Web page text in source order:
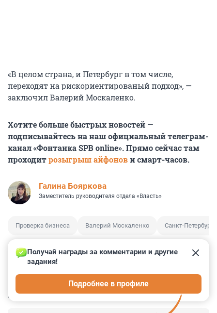
«В целом страна, и Петербург в том числе,
переходят на рискориентированый подход», —
заключил Валерий Москаленко.
Хотите больше быстрых новостей —
подписывайтесь на наш официальный телеграм-
канал «Фонтанка SPB online». Прямо сейчас там
проходитрозыгрыш айфонови смарт-часов.
Галина Бояркова
Заместитель руководителя отдела «Власть»
Проверка бизнеса Валерий Москаленко Санкт-Петербург
КОММЕНТАРИИ 16
Получай награды за комментарии и другие
задания!
Подробнее в профиле